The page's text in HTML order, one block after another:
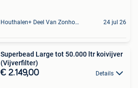
Houthalen+ Deel Van Zonhoven En Zolder 24 jul 26
Superbead Large tot 50.000 ltr koivijver
(Vijverfilter)
€ 2.149,00 Details